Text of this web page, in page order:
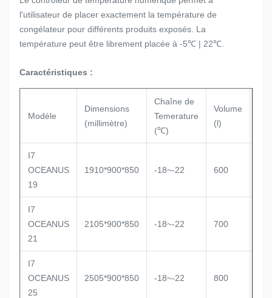
l'utilisateur de placer exactement la température de
congélateur pour différents produits exposés. La
température peut être librement placée à -5℃ | 22℃.
Caractéristiques :
Modèle
Dimensions
(millimètre)
Chaîne de
Temerature
(℃)
Volume
(l)
I7
OCEANUS
19
1910*900*850 -18~-22 600
I7
OCEANUS
21
2105*900*850 -18~-22 700
I7
OCEANUS
25
2505*900*850 -18~-22 800